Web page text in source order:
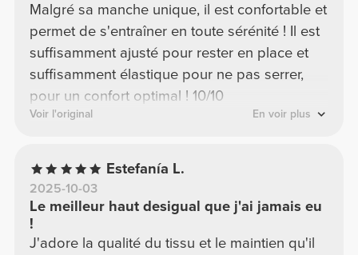
Malgré sa manche unique, il est confortable et
permet de s'entraîner en toute sérénité ! Il est
suffisamment ajusté pour rester en place et
suffisamment élastique pour ne pas serrer,
pour un confort optimal ! 10/10
Voir l'original En voir plus
Estefanía L.
2025-10-03
Le meilleur haut desigual que j'ai jamais eu
!
J'adore la qualité du tissu et le maintien qu'il